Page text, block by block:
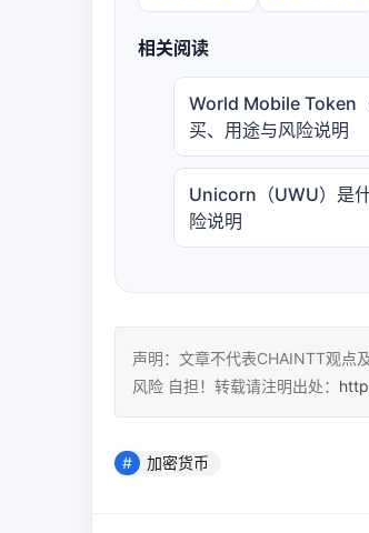
相关阅读
World Mobile Token
买、用途与风险说明
Unicorn（UWU）是
险说明
声明：文章不代表CHAINTT观点
风险 自担！转载请注明出处：
加密货币